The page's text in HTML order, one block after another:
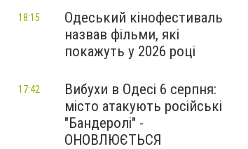
Одеський кінофестиваль
назвав фільми, які
покажуть у 2026 році
18:15
Вибухи в Одесі 6 серпня:
місто атакують російські
"Бандеролі" -
ОНОВЛЮЄТЬСЯ
17:42